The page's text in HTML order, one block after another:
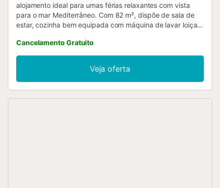
alojamento ideal para umas férias relaxantes com vista
para o mar Mediterrâneo. Com 82 m², dispõe de sala de
estar, cozinha bem equipada com máquina de lavar loiça,
Inclui Wi-Fi adequado para videochamadas, televisão, ar
condicionado e máquina de lavar roupa. A zona exterior
privada oferece um terraço descoberto e uma varanda,
perfeitos para desfrutarem do clima mediterrânico. Existe
estacionamento disponível em garagem e estacionamento
Cancelamento Gratuito
Veja oferta